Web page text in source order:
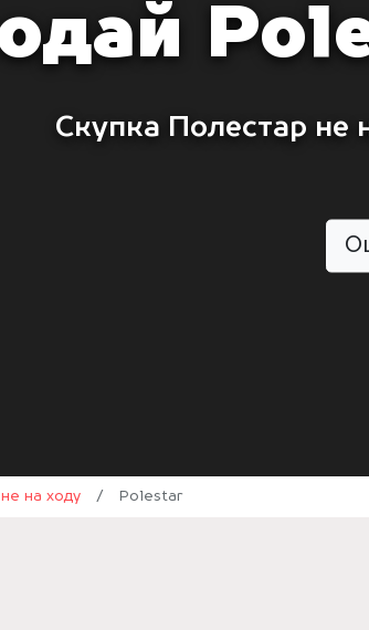
Скупка Полестар не
на ходу / Polestar